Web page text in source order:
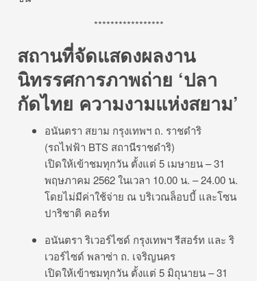
*****************
สถานที่จัดแสดงผลงาน
นิทรรศการภาพถ่าย ‘ปลา
กัดไทย ความงามแห่งสยาม’
อนันตรา สยาม กรุงเทพฯ ถ. ราชดำริ
(รถไฟฟ้า BTS สถานีราชดำริ)
เปิดให้เข้าชมทุกวัน ตั้งแต่ 5 เมษายน – 31
พฤษภาคม 2562 ในเวลา 10.00 น. – 24.00 น.
โดยไม่มีค่าใช้จ่าย ณ บริเวณล็อบบี้ และโซน
ปาริชาติ คอร์ท
อนันตรา ริเวอร์ไซด์ กรุงเทพฯ รีสอร์ท และ ริ
เวอร์ไซด์ พลาซ่า ถ. เจริญนคร
เปิดให้เข้าชมทุกวัน ตั้งแต่ 5 มิถุนายน – 31